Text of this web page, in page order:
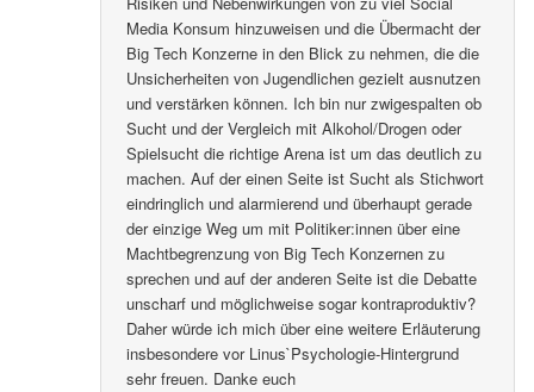
Media Konsum hinzuweisen und die Übermacht der
Big Tech Konzerne in den Blick zu nehmen, die die
Unsicherheiten von Jugendlichen gezielt ausnutzen
und verstärken können. Ich bin nur zwigespalten ob
Sucht und der Vergleich mit Alkohol/Drogen oder
Spielsucht die richtige Arena ist um das deutlich zu
machen. Auf der einen Seite ist Sucht als Stichwort
eindringlich und alarmierend und überhaupt gerade
der einzige Weg um mit Politiker:innen über eine
Machtbegrenzung von Big Tech Konzernen zu
sprechen und auf der anderen Seite ist die Debatte
unscharf und möglichweise sogar kontraproduktiv?
Daher würde ich mich über eine weitere Erläuterung
insbesondere vor Linus`Psychologie-Hintergrund
sehr freuen. Danke euch